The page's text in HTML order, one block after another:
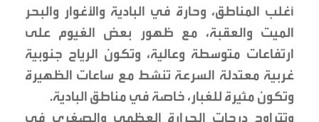
أغلب المناطق، وحارة في البادية والأغوار والبحر
الميت والعقبة، مع ظهور بعض الغيوم على
ارتفاعات متوسطة وعالية، وتكون الرياح جنوبية
غربية معتدلة السرعة تنشط مع ساعات الظهيرة
وتكون مثيرة للغبار، خاصة في مناطق البادية.
وتتراوح درجات الحرارة العظمى والصغرى في